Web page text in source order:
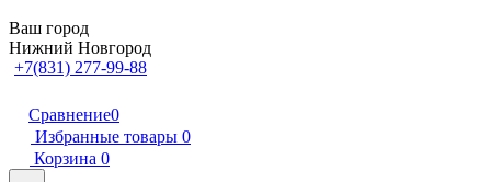
Ваш город
Нижний Новгород
+7(831) 277-99-88
Сравнение0
Избранные товары 0
Корзина 0